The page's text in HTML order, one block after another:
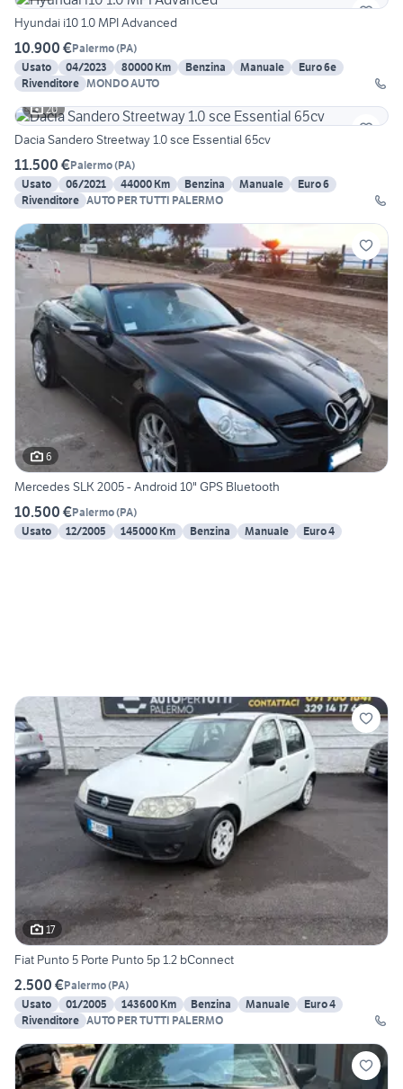
Hyundai i10 1.0 MPI Advanced
10.900 €Palermo(PA)
Usato
04/2023 80000 Km Benzina Manuale
Euro 6e
Rivenditore MONDO AUTO
20
Dacia Sandero Streetway 1.0 sce Essential 65cv
11.500 €Palermo(PA)
Usato
06/2021 44000 Km Benzina Manuale
Euro 6
Rivenditore AUTO PER TUTTI PALERMO
6
Mercedes SLK 2005 - Android 10" GPS Bluetooth
10.500 €Palermo(PA)
Usato
12/2005 145000 Km Benzina Manuale Euro 4
17
Fiat Punto 5 Porte Punto 5p 1.2 bConnect
2.500 €Palermo(PA)
Usato
01/2005 143600 Km Benzina Manuale
Euro 4
Rivenditore AUTO PER TUTTI PALERMO